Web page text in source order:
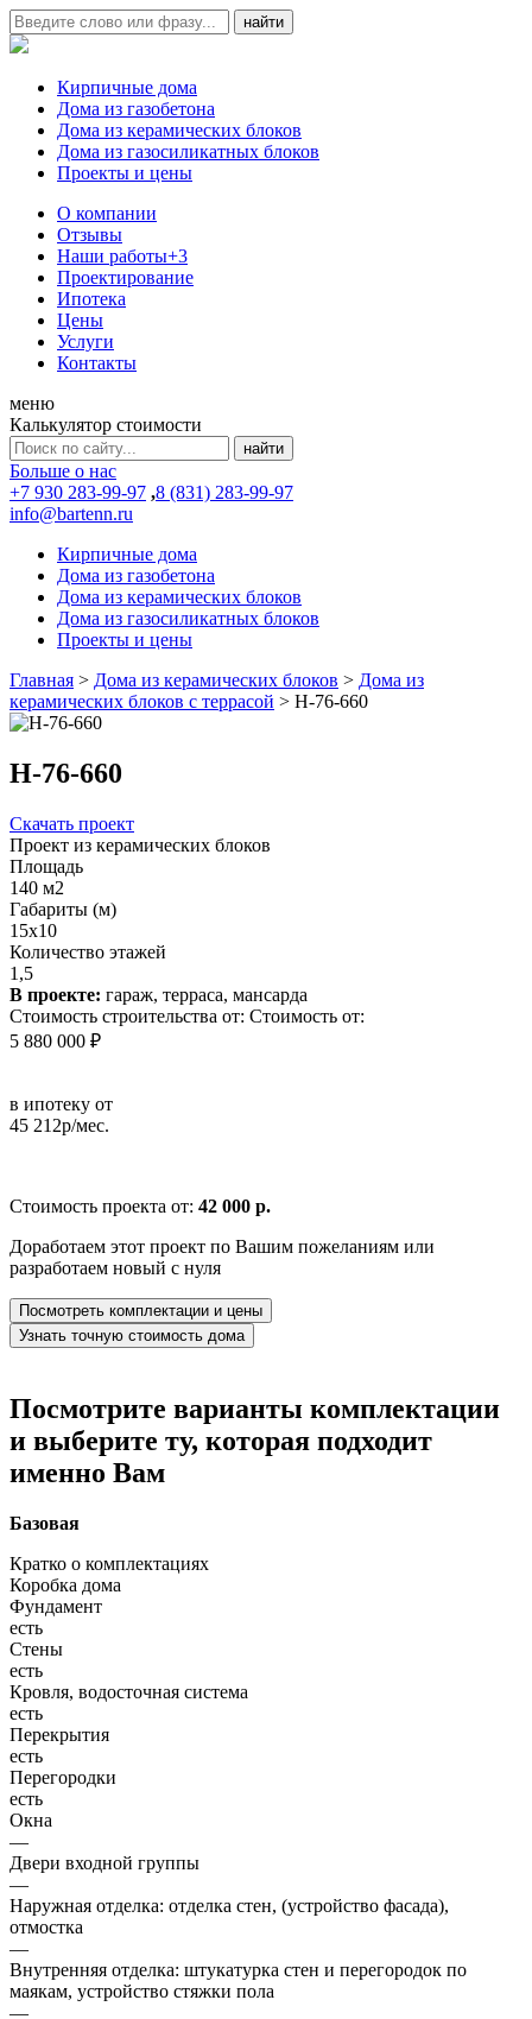
Кирпичные дома
Дома из газобетона
Дома из керамических блоков
Дома из газосиликатных блоков
Проекты и цены
О компании
Отзывы
Наши работы+3
Проектирование
Ипотека
Цены
Услуги
Контакты
меню
Калькулятор стоимости
Больше о нас
+7 930 283-99-97 ,8 (831) 283-99-97
info@bartenn.ru
Кирпичные дома
Дома из газобетона
Дома из керамических блоков
Дома из газосиликатных блоков
Проекты и цены
Главная > Дома из керамических блоков > Дома из
керамических блоков с террасой > Н-76-660
Н-76-660
Скачать проект
Проект из керамических блоков
Площадь
140 м2
Габариты (м)
15x10
Количество этажей
1,5
В проекте: гараж, терраса, мансарда
Стоимость строительства от: Стоимость от:
5 880 000 ₽
в ипотеку от
45 212р/мес.
Стоимость проекта от: 42 000 р.
Доработаем этот проект по Вашим пожеланиям или
разработаем новый с нуля
Посмотреть комплектации и цены
Узнать точную стоимость дома
Посмотрите варианты комплектации
и выберите ту, которая подходит
именно Вам
Базовая
Кратко о комплектациях
Коробка дома
Фундамент
есть
Стены
есть
Кровля, водосточная система
есть
Перекрытия
есть
Перегородки
есть
Окна
—
Двери входной группы
—
Наружная отделка: отделка стен, (устройство фасада),
отмостка
—
Внутренняя отделка: штукатурка стен и перегородок по
маякам, устройство стяжки пола
—